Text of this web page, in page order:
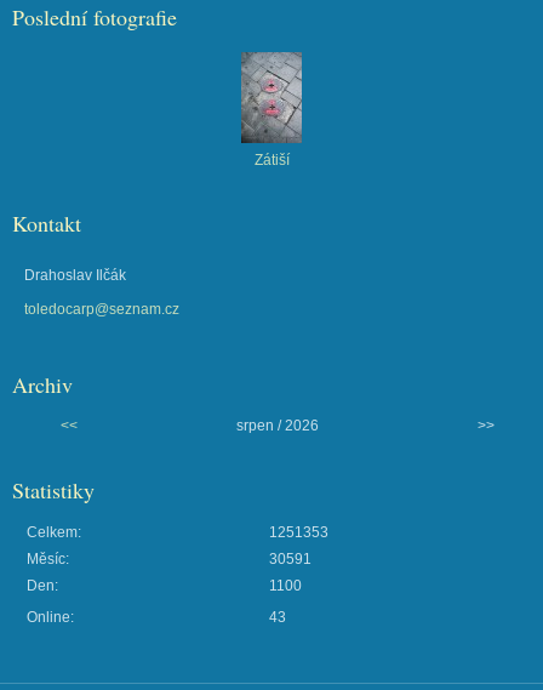
Poslední fotografie
Zátiší
Kontakt
Drahoslav Ilčák
toledocarp@seznam.cz
Archiv
<< srpen / 2026 >>
Statistiky
Online: 43
Celkem:
1251353
Měsíc:
30591
Den:
1100